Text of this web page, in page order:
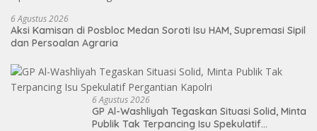
6 Agustus 2026
Aksi Kamisan di Posbloc Medan Soroti Isu HAM, Supremasi Sipil
dan Persoalan Agraria
6 Agustus 2026
GP Al-Washliyah Tegaskan Situasi Solid, Minta
Publik Tak Terpancing Isu Spekulatif